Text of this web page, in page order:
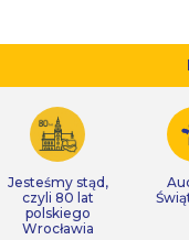
Jesteśmy stąd,
czyli 80 lat
polskiego
Wrocławia